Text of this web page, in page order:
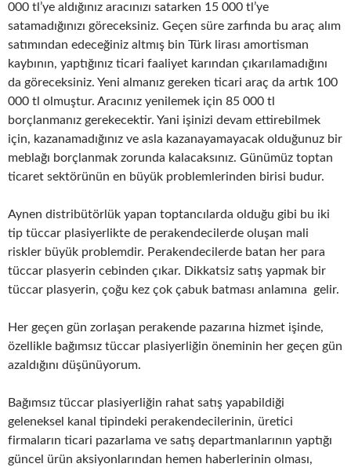
000 tl’ye aldığınız aracınızı satarken 15 000 tl’ye
satamadığınızı göreceksiniz. Geçen süre zarfında bu araç alım
satımından edeceğiniz altmış bin Türk lirası amortisman
kaybının, yaptığınız ticari faaliyet karından çıkarılamadığını
da göreceksiniz. Yeni almanız gereken ticari araç da artık 100
000 tl olmuştur. Aracınız yenilemek için 85 000 tl
borçlanmanız gerekecektir. Yani işinizi devam ettirebilmek
için, kazanamadığınız ve asla kazanayamayacak olduğunuz bir
meblağı borçlanmak zorunda kalacaksınız. Günümüz toptan
ticaret sektörünün en büyük problemlerinden birisi budur.
Aynen distribütörlük yapan toptancılarda olduğu gibi bu iki
tip tüccar plasiyerlikte de perakendecilerde oluşan mali
riskler büyük problemdir. Perakendecilerde batan her para
tüccar plasyerin cebinden çıkar. Dikkatsiz satış yapmak bir
tüccar plasyerin, çoğu kez çok çabuk batması anlamına gelir.
Her geçen gün zorlaşan perakende pazarına hizmet işinde,
özellikle bağımsız tüccar plasiyerliğin öneminin her geçen gün
azaldığını düşünüyorum.
Bağımsız tüccar plasiyerliğin rahat satış yapabildiği
geleneksel kanal tipindeki perakendecilerinin, üretici
firmaların ticari pazarlama ve satış departmanlarının yaptığı
güncel ürün aksiyonlarından hemen haberlerinin olması,